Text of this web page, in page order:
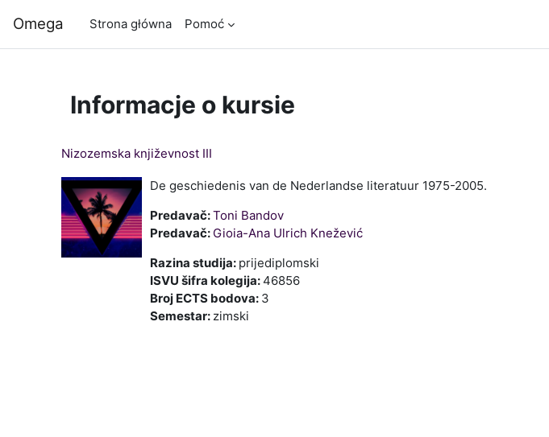
Omega Strona główna Pomoć
Informacje o kursie
Nizozemska književnost III
De geschiedenis van de Nederlandse literatuur 1975-2005.
Predavač:Toni Bandov
Predavač: Gioia-Ana Ulrich Knežević
Razina studija: prijediplomski
ISVU šifra kolegija:46856
Broj ECTS bodova: 3
Semestar: zimski